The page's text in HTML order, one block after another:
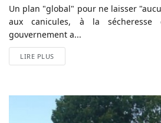
Un plan "global" pour ne laisser
aux canicules, à la
gouvernement a...
LIRE PLUS